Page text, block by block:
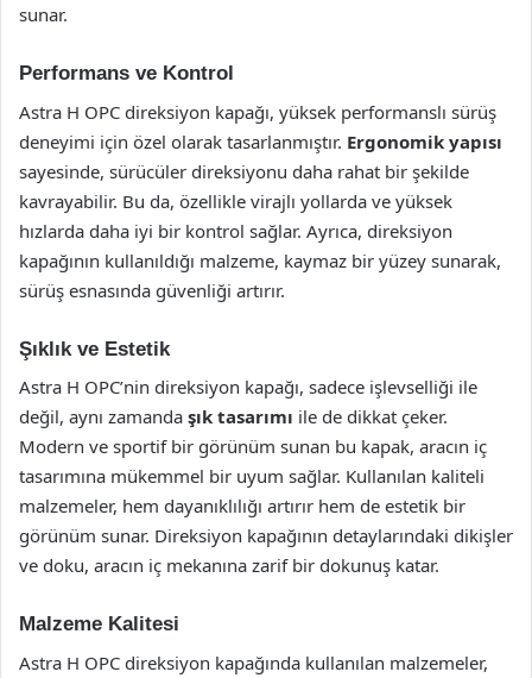
sunar.
Performans ve Kontrol
Astra H OPC direksiyon kapağı, yüksek performanslı sürüş
deneyimi için özel olarak tasarlanmıştır. Ergonomik yapısı
sayesinde, sürücüler direksiyonu daha rahat bir şekilde
kavrayabilir. Bu da, özellikle virajlı yollarda ve yüksek
hızlarda daha iyi bir kontrol sağlar. Ayrıca, direksiyon
kapağının kullanıldığı malzeme, kaymaz bir yüzey sunarak,
sürüş esnasında güvenliği artırır.
Şıklık ve Estetik
Astra H OPC’nin direksiyon kapağı, sadece işlevselliği ile
değil, aynı zamanda şık tasarımı ile de dikkat çeker.
Modern ve sportif bir görünüm sunan bu kapak, aracın iç
tasarımına mükemmel bir uyum sağlar. Kullanılan kaliteli
malzemeler, hem dayanıklılığı artırır hem de estetik bir
görünüm sunar. Direksiyon kapağının detaylarındaki dikişler
ve doku, aracın iç mekanına zarif bir dokunuş katar.
Malzeme Kalitesi
Astra H OPC direksiyon kapağında kullanılan malzemeler,